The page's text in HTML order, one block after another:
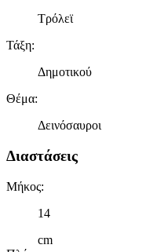
Τρόλεϊ
Τάξη:
Δημοτικού
Θέμα:
Δεινόσαυροι
Διαστάσεις
Μήκος:
14
cm